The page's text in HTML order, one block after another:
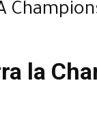
la